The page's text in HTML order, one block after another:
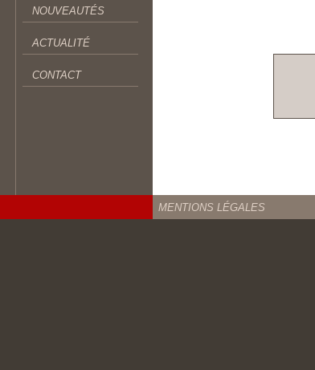
NOUVEAUTÉS
ACTUALITÉ
CONTACT
MENTIONS LÉGALES